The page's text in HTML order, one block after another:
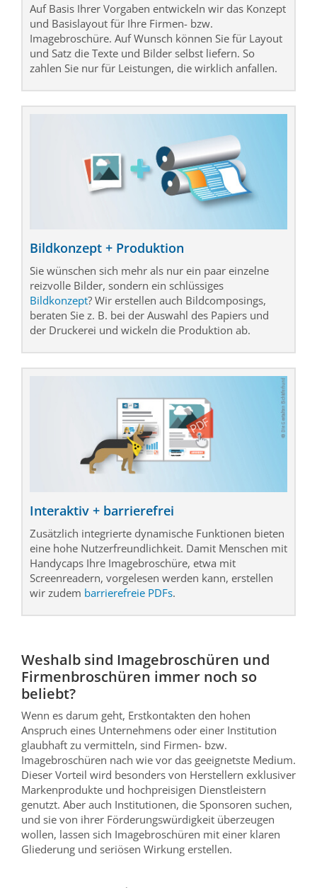
Auf Basis Ihrer Vorgaben entwickeln wir das Konzept
und Basislayout für Ihre Firmen- bzw.
Imagebroschüre. Auf Wunsch können Sie für Layout
und Satz die Texte und Bilder selbst liefern. So
zahlen Sie nur für Leistungen, die wirklich anfallen.
Bildkonzept + Produktion
Sie wünschen sich mehr als nur ein paar einzelne
reizvolle Bilder, sondern ein schlüssiges
Bildkonzept? Wir erstellen auch Bildcomposings,
beraten Sie z. B. bei der Auswahl des Papiers und
der Druckerei und wickeln die Produktion ab.
Interaktiv + barrierefrei
Zusätzlich integrierte dynamische Funktionen bieten
eine hohe Nutzerfreundlichkeit. Damit Menschen mit
Handycaps Ihre Imagebroschüre, etwa mit
Screenreadern, vorgelesen werden kann, erstellen
wir zudem barrierefreie PDFs.
Weshalb sind Imagebroschüren und
Firmenbroschüren immer noch so
beliebt?
Wenn es darum geht, Erstkontakten den hohen
Anspruch eines Unternehmens oder einer Institution
glaubhaft zu vermitteln, sind Firmen- bzw.
Imagebroschüren nach wie vor das geeignetste Medium.
Dieser Vorteil wird besonders von Herstellern exklusiver
Markenprodukte und hochpreisigen Dienstleistern
genutzt. Aber auch Institutionen, die Sponsoren suchen,
und sie von ihrer Förderungswürdigkeit überzeugen
wollen, lassen sich Imagebroschüren mit einer klaren
Gliederung und seriösen Wirkung erstellen.